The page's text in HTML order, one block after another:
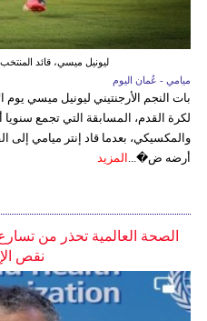
ليونيل ميسي، قائد المنتخب
ميامي - عُمان اليوم
بات النجم الأرجنتيني ليونيل ميسي
لكرة القدم، المسابقة التي تجمع سنويا
أرضه ض�...
المزيد
الصحة العالمية تحذر من
نقص